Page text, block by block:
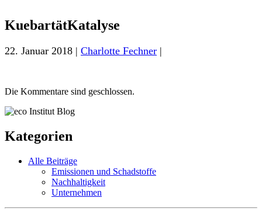
KuebartätKatalyse
22. Januar 2018 | Charlotte Fechner |
Die Kommentare sind geschlossen.
Kategorien
Alle Beiträge
Emissionen und Schadstoffe
Nachhaltigkeit
Unternehmen